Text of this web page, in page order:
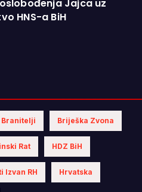
Jajca uz
HNS-a BiH
Branitelji Briješka Zvona
Rat HDZ BiH
Izvan RH Hrvatska